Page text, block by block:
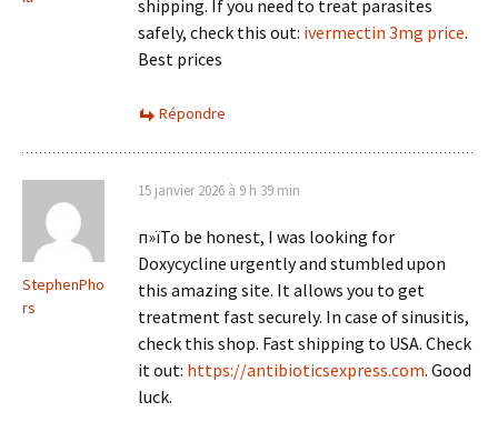
shipping. If you need to treat parasites
safely, check this out: ivermectin 3mg price.
Best prices
Répondre
StephenPho
rs
15 janvier 2026 à 9 h 39 min
п»їTo be honest, I was looking for
Doxycycline urgently and stumbled upon
this amazing site. It allows you to get
treatment fast securely. In case of sinusitis,
check this shop. Fast shipping to USA. Check
it out: https://antibioticsexpress.com. Good
luck.